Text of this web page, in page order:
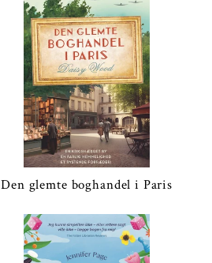
Den glemte boghandel i Paris